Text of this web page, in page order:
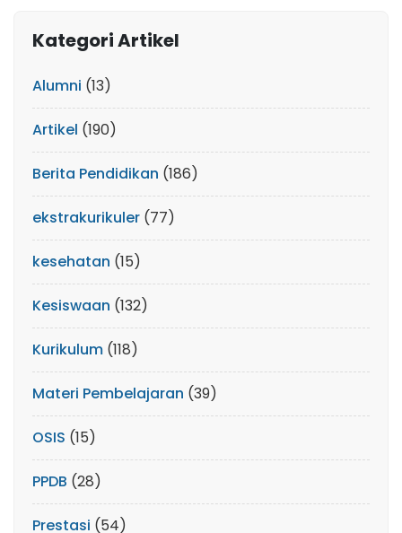
Kategori Artikel
Alumni (13)
Artikel (190)
Berita Pendidikan (186)
ekstrakurikuler (77)
kesehatan (15)
Kesiswaan (132)
Kurikulum (118)
Materi Pembelajaran (39)
OSIS (15)
PPDB (28)
Prestasi (54)